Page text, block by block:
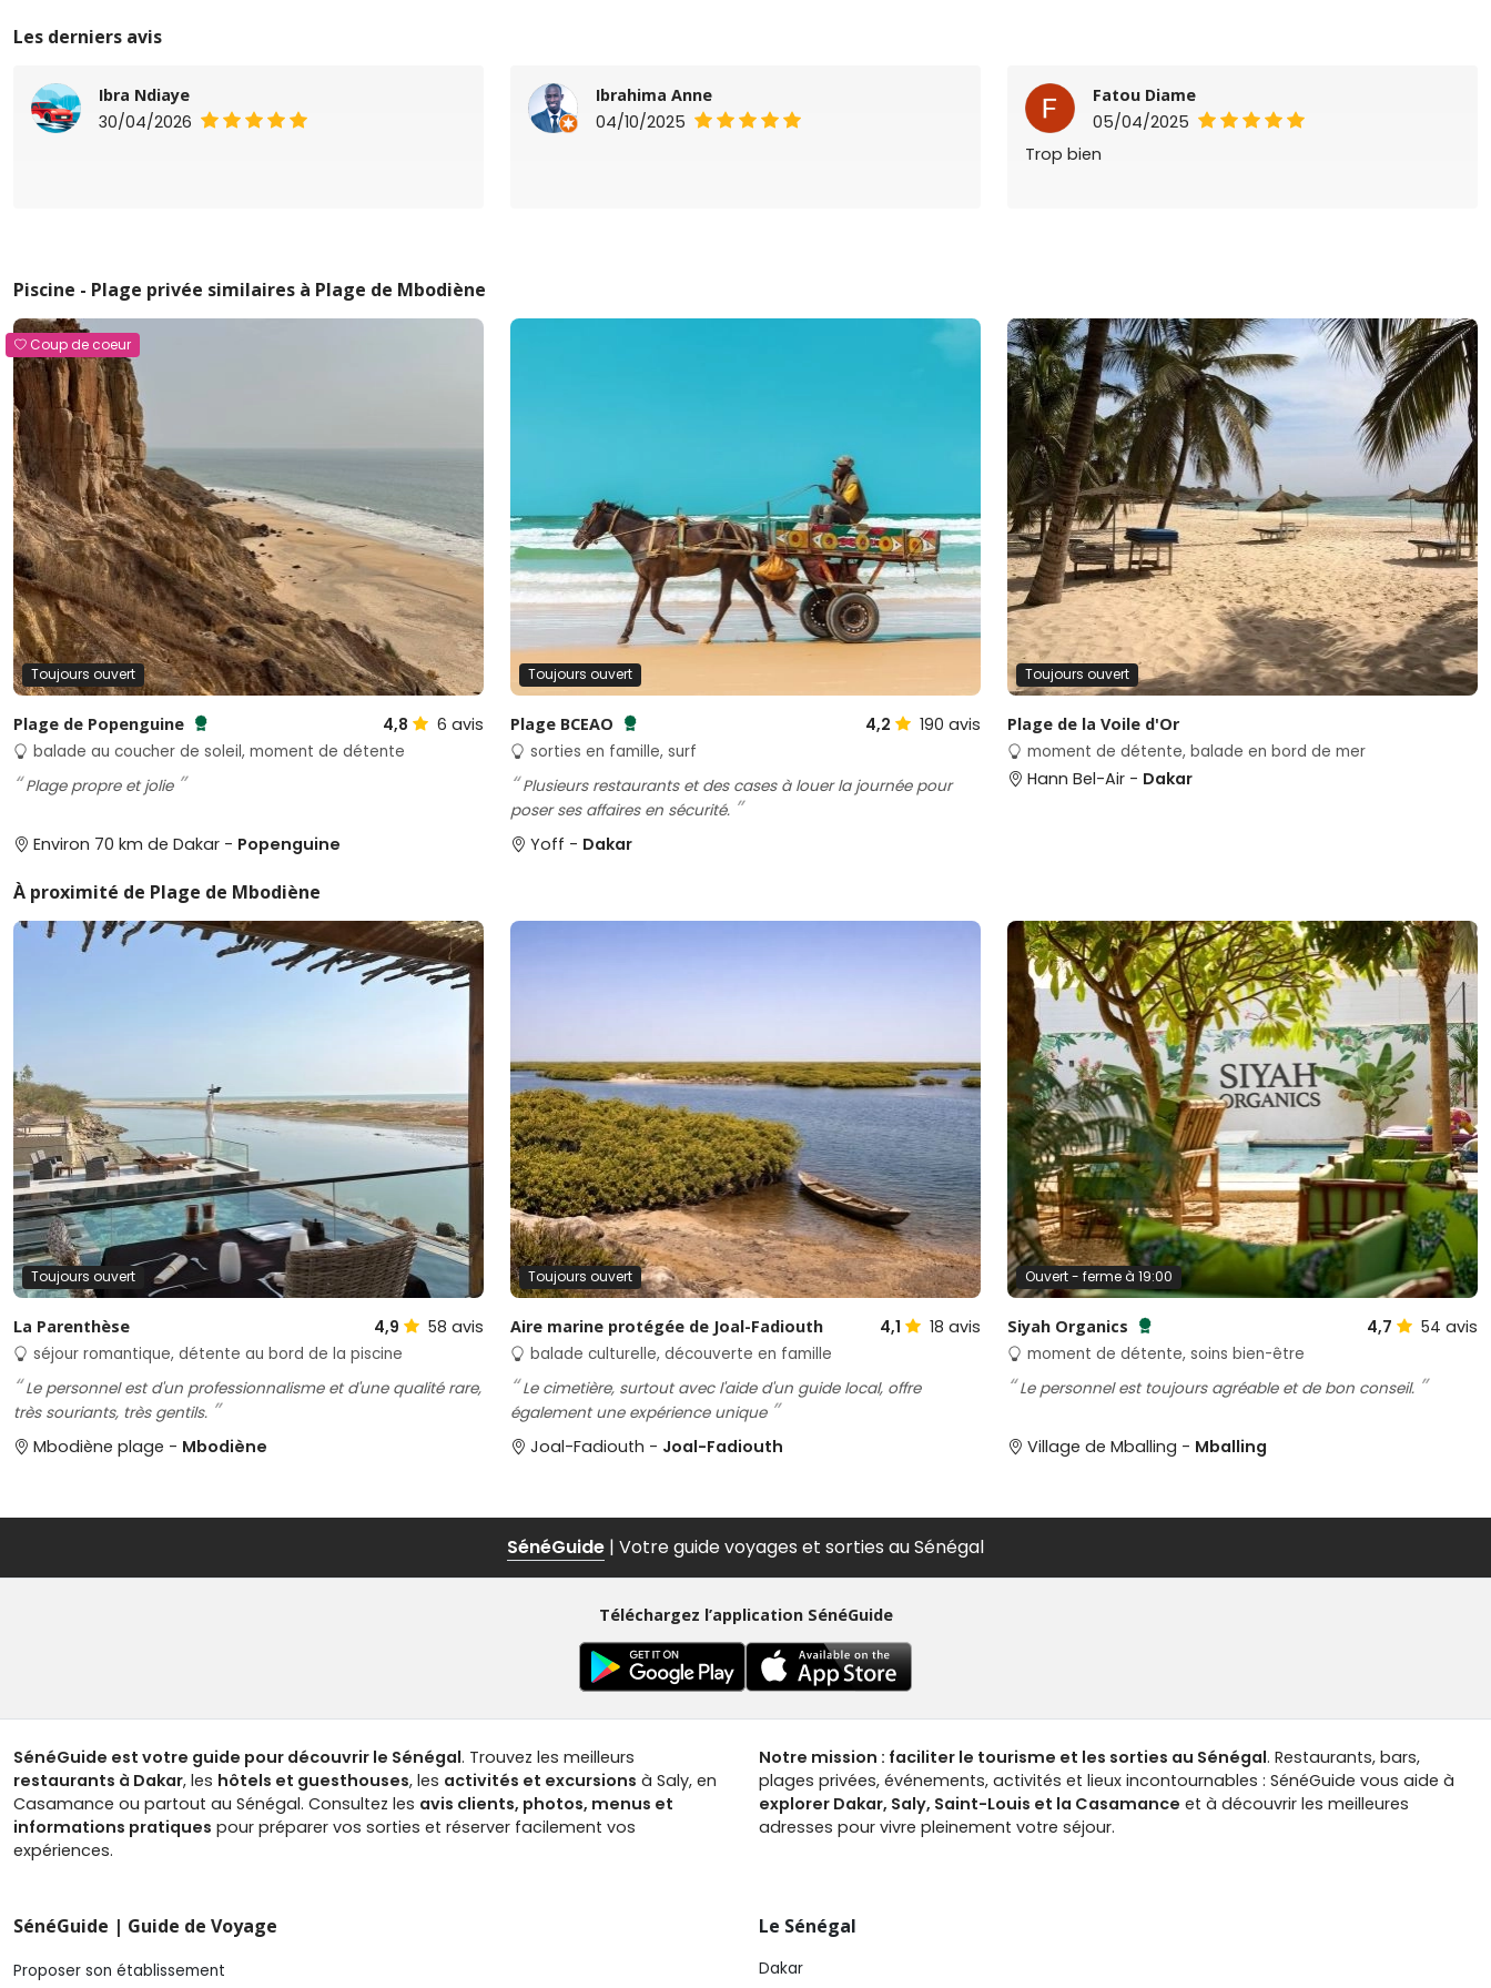
Les derniers avis
Ibra Ndiaye
30/04/2026
Ibrahima Anne
04/10/2025
Fatou Diame
05/04/2025
Trop bien
Piscine - Plage privée similaires à Plage de Mbodiène
Toujours ouvert
Coup de coeur
Plage de Popenguine
Testé et approuvé par SénéGuide
4,8 6 avis
balade au coucher de soleil, moment de détente
Plage propre et jolie
Environ 70 km de Dakar - Popenguine
Toujours ouvert
Plage BCEAO
Testé et approuvé par SénéGuide
4,2 190 avis
sorties en famille, surf
Plusieurs restaurants et des cases à louer la journée pour
poser ses affaires en sécurité.
Yoff - Dakar
Toujours ouvert
Plage de la Voile d'Or
moment de détente, balade en bord de mer
Hann Bel-Air - Dakar
À proximité de Plage de Mbodiène
Toujours ouvert
La Parenthèse 4,9 58 avis
séjour romantique, détente au bord de la piscine
Le personnel est d'un professionnalisme et d'une qualité rare,
très souriants, très gentils.
Mbodiène plage - Mbodiène
Toujours ouvert
Aire marine protégée de Joal-Fadiouth 4,1 18 avis
balade culturelle, découverte en famille
Le cimetière, surtout avec l'aide d'un guide local, offre
également une expérience unique
Joal-Fadiouth - Joal-Fadiouth
Ouvert - ferme à 19:00
Siyah Organics
Testé et approuvé par SénéGuide
4,7 54 avis
moment de détente, soins bien-être
Le personnel est toujours agréable et de bon conseil.
Village de Mballing - Mballing
SénéGuide | Votre guide voyages et sorties au Sénégal
Téléchargez l’application SénéGuide
SénéGuide est votre guide pour découvrir le Sénégal. Trouvez les meilleurs
restaurants à Dakar, les hôtels et guesthouses, les activités et excursions à Saly, en
Casamance ou partout au Sénégal. Consultez les avis clients, photos, menus et
informations pratiques pour préparer vos sorties et réserver facilement vos
expériences.
Notre mission : faciliter le tourisme et les sorties au Sénégal. Restaurants, bars,
plages privées, événements, activités et lieux incontournables : SénéGuide vous aide à
explorer Dakar, Saly, Saint-Louis et la Casamance et à découvrir les meilleures
adresses pour vivre pleinement votre séjour.
SénéGuide | Guide de Voyage
Proposer son établissement
Le Sénégal
Dakar